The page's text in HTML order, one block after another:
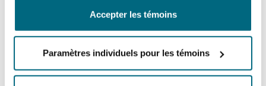
Accepter les témoins
Paramètres individuels pour les témoins
Représentation d'une société spécialisée en
haute technologie dans divers arbitrages
accords de licence et de savoir-faire